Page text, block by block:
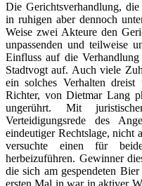
Die Gerichtsverhandlung,
in ruhigen aber dennoch
Weise zwei Akteure den
unpassenden und teilweise
Einfluss auf die
Stadtvogt auf. Auch viele
ein solches Verhalten dreist
Richter, von Dietmar Lang
ungerührt. Mit
Verteidigungsrede des
eindeutiger Rechtslage, nicht
versuchte einen für
herbeizuführen. Gewinner
die sich am gespendeten